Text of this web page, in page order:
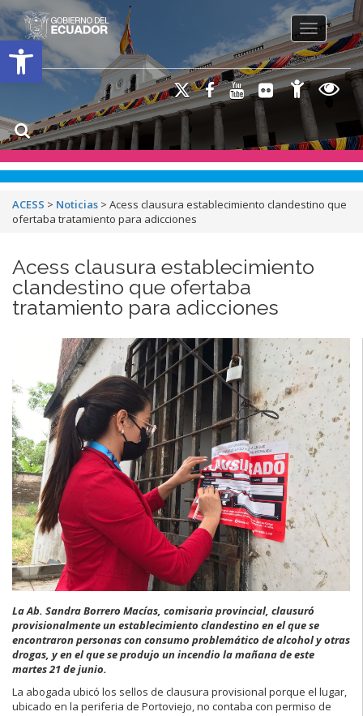
Open toolbar
Toggle
ACESS > Noticias > Acess clausura establecimiento clandestino que
ofertaba tratamiento para adicciones
Acess clausura establecimiento
clandestino que ofertaba
tratamiento para adicciones
La Ab. Sandra Borrero Macías, comisaria provincial, clausuró
provisionalmente un establecimiento clandestino en el que se
encontraron personas con consumo problemático de alcohol y otras
drogas, y en el que se produjo un incendio la mañana de este
martes 21 de junio.
La abogada ubicó los sellos de clausura provisional porque el lugar,
ubicado en la periferia de Portoviejo, no contaba con permiso de